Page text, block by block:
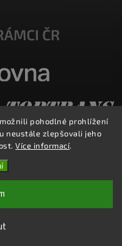
pohodlné prohlížení
neustále zlepšovali jeho
Více informací.
práva vyhrazena.